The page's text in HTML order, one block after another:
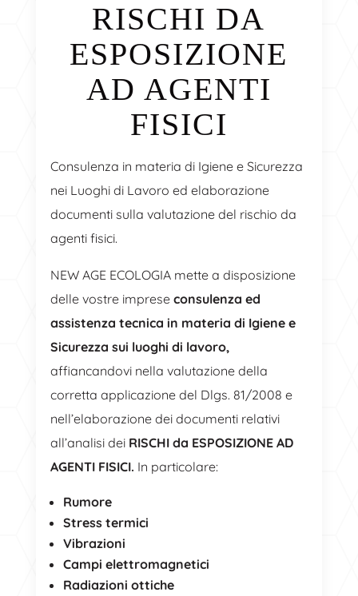
RISCHI DA
ESPOSIZIONE
AD AGENTI
FISICI
Consulenza in materia di Igiene e Sicurezza
nei Luoghi di Lavoro ed elaborazione
documenti sulla valutazione del rischio da
agenti fisici.
NEW AGE ECOLOGIA mette a disposizione
delle vostre imprese consulenza ed
assistenza tecnica in materia di Igiene e
Sicurezza sui luoghi di lavoro,
affiancandovi nella valutazione della
corretta applicazione del Dlgs. 81/2008 e
nell’elaborazione dei documenti relativi
all’analisi dei RISCHI da ESPOSIZIONE AD
AGENTI FISICI. In particolare:
Rumore
Stress termici
Vibrazioni
Campi elettromagnetici
Radiazioni ottiche